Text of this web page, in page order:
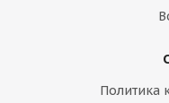
Политика